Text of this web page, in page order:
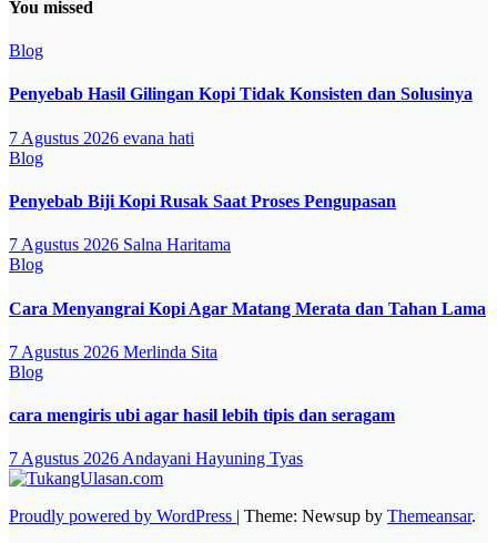
You missed
Blog
Penyebab Hasil Gilingan Kopi Tidak Konsisten dan Solusinya
7 Agustus 2026 evana hati
Blog
Penyebab Biji Kopi Rusak Saat Proses Pengupasan
7 Agustus 2026 Salna Haritama
Blog
Cara Menyangrai Kopi Agar Matang Merata dan Tahan Lama
7 Agustus 2026 Merlinda Sita
Blog
cara mengiris ubi agar hasil lebih tipis dan seragam
7 Agustus 2026 Andayani Hayuning Tyas
Proudly powered by WordPress | Theme: Newsup by Themeansar.